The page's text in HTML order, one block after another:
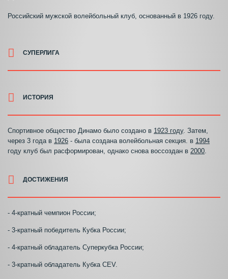
Российский мужской волейбольный клуб, основанный в 1926 году.
СУПЕРЛИГА
ИСТОРИЯ
Спортивное общество Динамо было создано в 1923 году. Затем,
через 3 года в 1926 - была создана волейбольная секция. в 1994
году клуб был расформирован, однако снова воссоздан в 2000
ДОСТИЖЕНИЯ
- 4-кратный чемпион России;
- 3-кратный победитель Кубка России;
- 4-кратный обладатель Суперкубка России;
- 3-кратный обладатель Кубка CEV.